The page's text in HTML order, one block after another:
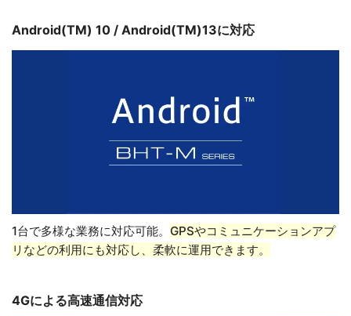
Android(TM) 10 / Android(TM)13に対応
1台で多様な業務に対応可能。 GPSやコミュニケーションアプ
リなどの利用にも対応し、柔軟に運用できます。
4Gによる高速通信対応